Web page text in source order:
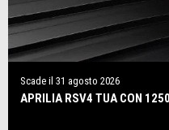
Scade il 31 agosto 2026
APRILIA RSV4 TUA CON